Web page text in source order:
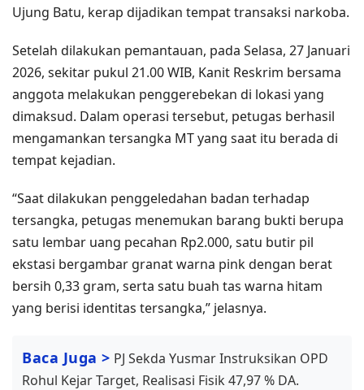
Ujung Batu, kerap dijadikan tempat transaksi narkoba.
Setelah dilakukan pemantauan, pada Selasa, 27 Januari
2026, sekitar pukul 21.00 WIB, Kanit Reskrim bersama
anggota melakukan penggerebekan di lokasi yang
dimaksud. Dalam operasi tersebut, petugas berhasil
mengamankan tersangka MT yang saat itu berada di
tempat kejadian.
“Saat dilakukan penggeledahan badan terhadap
tersangka, petugas menemukan barang bukti berupa
satu lembar uang pecahan Rp2.000, satu butir pil
ekstasi bergambar granat warna pink dengan berat
bersih 0,33 gram, serta satu buah tas warna hitam
yang berisi identitas tersangka,” jelasnya.
Baca Juga > PJ Sekda Yusmar Instruksikan OPD
Rohul Kejar Target, Realisasi Fisik 47,97 % DA.